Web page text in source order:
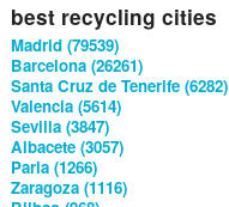
best recycling cities
Madrid (79539)
Barcelona (26261)
Santa Cruz de Tenerife (6282)
Valencia (5614)
Sevilla (3847)
Albacete (3057)
Parla (1266)
Zaragoza (1116)